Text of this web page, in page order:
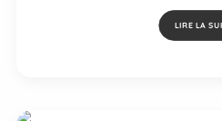
LIRE LA